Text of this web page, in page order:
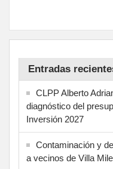
Entradas
CLPP Alberto
diagnóstico del
Inversión 2027
Contaminación y
a vecinos de Villa